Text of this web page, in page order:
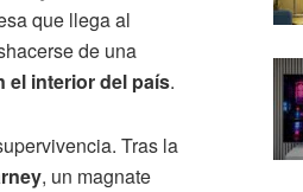
que llega al
de una
el interior del país.
Tras la
, un magnate